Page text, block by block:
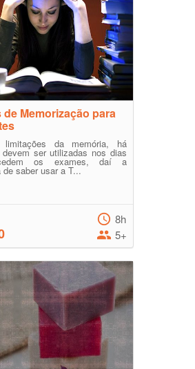
de Memorização para
da memória, há
ser utilizadas nos dias
os exames, daí a
de saber usar a T...
8h
5+